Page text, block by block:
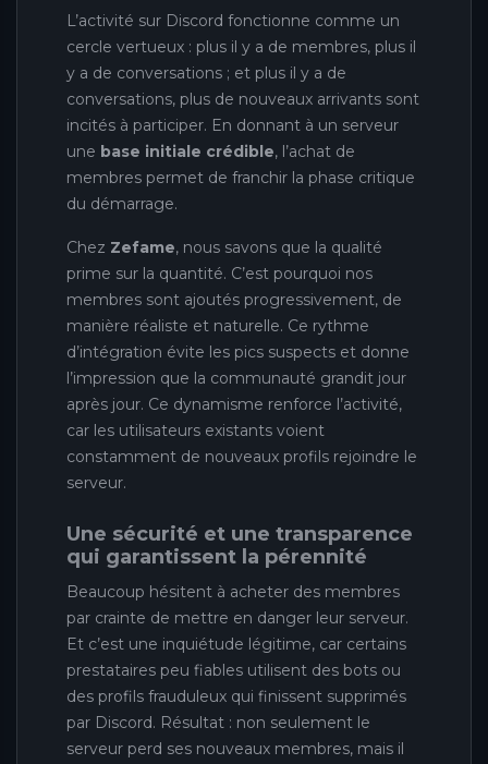
L’activité sur Discord fonctionne comme un
cercle vertueux : plus il y a de membres, plus il
y a de conversations ; et plus il y a de
conversations, plus de nouveaux arrivants sont
incités à participer. En donnant à un serveur
une base initiale crédible, l’achat de
membres permet de franchir la phase critique
du démarrage.
Chez Zefame, nous savons que la qualité
prime sur la quantité. C’est pourquoi nos
membres sont ajoutés progressivement, de
manière réaliste et naturelle. Ce rythme
d’intégration évite les pics suspects et donne
l’impression que la communauté grandit jour
après jour. Ce dynamisme renforce l’activité,
car les utilisateurs existants voient
constamment de nouveaux profils rejoindre le
serveur.
Une sécurité et une transparence
qui garantissent la pérennité
Beaucoup hésitent à acheter des membres
par crainte de mettre en danger leur serveur.
Et c’est une inquiétude légitime, car certains
prestataires peu fiables utilisent des bots ou
des profils frauduleux qui finissent supprimés
par Discord. Résultat : non seulement le
serveur perd ses nouveaux membres, mais il